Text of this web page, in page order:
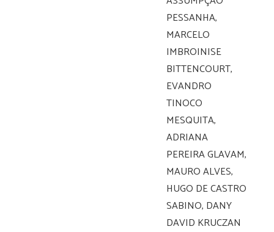
PESSANHA,
MARCELO
IMBROINISE
BITTENCOURT,
EVANDRO
TINOCO
MESQUITA,
ADRIANA
PEREIRA GLAVAM,
MAURO ALVES,
HUGO DE CASTRO
SABINO, DANY
DAVID KRUCZAN